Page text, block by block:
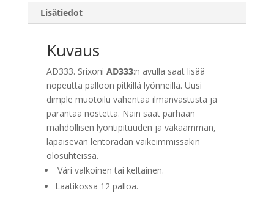
i
:
Lisätiedot
Kuvaus
AD333. Srixoni AD333:n avulla saat lisää
nopeutta palloon pitkillä lyönneillä. Uusi
dimple muotoilu vähentää ilmanvastusta ja
parantaa nostetta. Näin saat parhaan
mahdollisen lyöntipituuden ja vakaamman,
läpäisevän lentoradan vaikeimmissakin
olosuhteissa.
Väri valkoinen tai keltainen.
Laatikossa 12 palloa.